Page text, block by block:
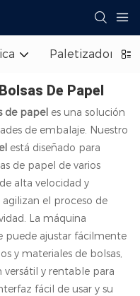
Paletizador de
De Papel
de papel es una solución
de embalaje. Nuestro
está diseñado para
de papel de varios
alta velocidad y
el proceso de
La máquina
puede ajustar fácilmente
y materiales de bolsas,
versátil y rentable para
fácil de usar y su